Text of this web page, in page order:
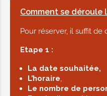
Comment se déroule
Pour réserver, il suffit de
Etape 1 :
La date souhaitée,
L’horaire,
Le nombre de